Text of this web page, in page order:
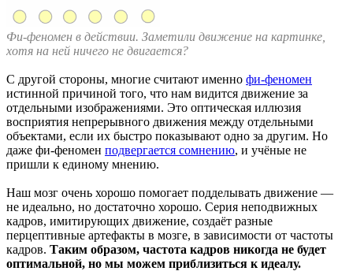
Фи-феномен в действии. Заметили движение на картинке,
хотя на ней ничего не двигается?
С другой стороны, многие считают именно фи-феномен
истинной причиной того, что нам видится движение за
отдельными изображениями. Это оптическая иллюзия
восприятия непрерывного движения между отдельными
объектами, если их быстро показывают одно за другим. Но
даже фи-феномен подвергается сомнению, и учёные не
пришли к единому мнению.
Наш мозг очень хорошо помогает подделывать движение —
не идеально, но достаточно хорошо. Серия неподвижных
кадров, имитирующих движение, создаёт разные
перцептивные артефакты в мозге, в зависимости от частоты
кадров. Таким образом, частота кадров никогда не будет
оптимальной, но мы можем приблизиться к идеалу.